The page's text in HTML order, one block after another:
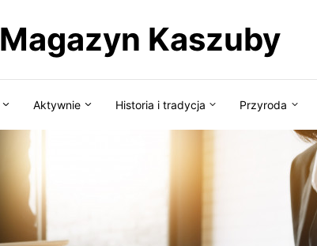
Magazyn Kaszuby
Aktywnie Historia i tradycja Przyroda